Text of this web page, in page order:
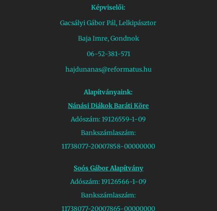
Képviselői:
Gacsályi Gábor Pál, Lelkipásztor
Baja Imre, Gondnok
06-52-381-571
hajdunanas@reformatus.hu
Alapítványaink:
Nánási Diákok Baráti Köre
Adószám: 19126559-1-09
Bankszámlaszám:
11738077-20007858-00000000
Soós Gábor Alapítvány
Adószám: 19126566-1-09
Bankszámlaszám:
11738077-20007865-00000000